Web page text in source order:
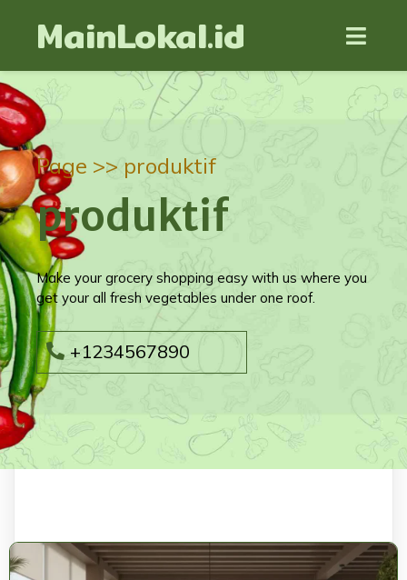
MainLokal.id
Page >> produktif
produktif
Make your grocery shopping easy with us where you
get your all fresh vegetables under one roof.
+1234567890